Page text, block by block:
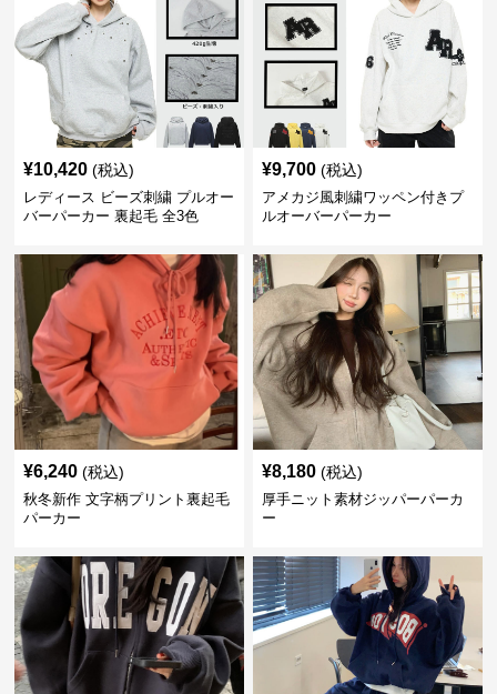
¥10,420 (税込)
レディース ビーズ刺繍 プルオー
バーパーカー 裏起毛 全3色
¥9,700 (税込)
アメカジ風刺繍ワッペン付きプ
ルオーバーパーカー
¥6,240 (税込)
秋冬新作 文字柄プリント裏起毛
パーカー
¥8,180 (税込)
厚手ニット素材ジッパーパーカ
ー